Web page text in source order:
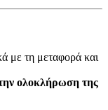
με τη μεταφορά και
ολοκλήρωση της